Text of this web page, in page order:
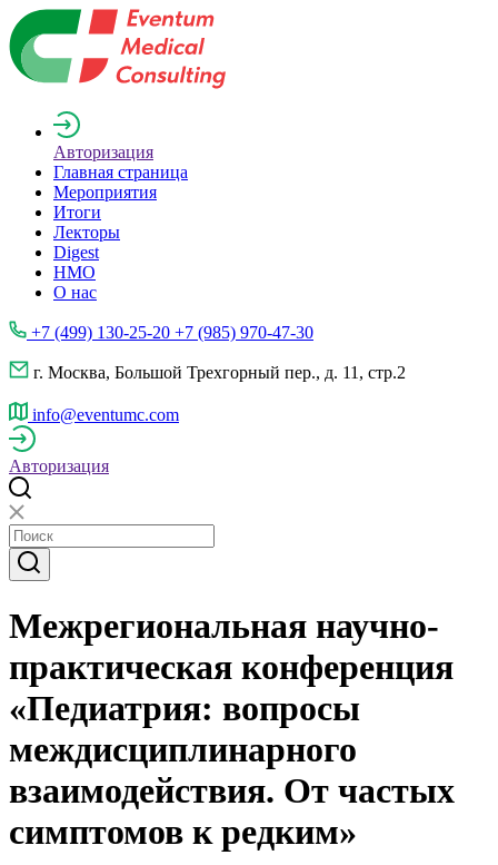
Авторизация
Главная страница
Мероприятия
Итоги
Лекторы
Digest
НМО
О нас
+7 (499) 130-25-20 +7 (985) 970-47-30
г. Москва, Большой Трехгорный пер., д. 11, стр.2
info@eventumc.com
Авторизация
Межрегиональная научно-
практическая конференция
«Педиатрия: вопросы
междисциплинарного
взаимодействия. От частых
симптомов к редким»